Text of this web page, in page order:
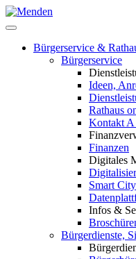
Bürgerservice &
Bürgerservice
Ideen,
Rathaus
Kontakt A
Finanzen
Digitales
Smart City
Infos &
Bürgerdienste,